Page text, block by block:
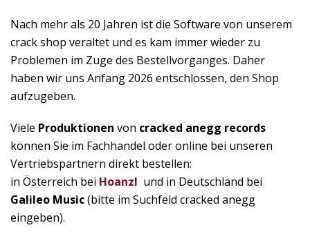
Nach mehr als 20 Jahren ist die Software von unserem
crack shop veraltet und es kam immer wieder zu
Problemen im Zuge des Bestellvorganges. Daher
haben wir uns Anfang 2026 entschlossen, den Shop
aufzugeben.
Viele Produktionen von cracked anegg records
können Sie im Fachhandel oder online bei unseren
Vertriebspartnern direkt bestellen:
in Österreich bei Hoanzl und in Deutschland bei
Galileo Music(bitte im Suchfeld cracked anegg
eingeben).